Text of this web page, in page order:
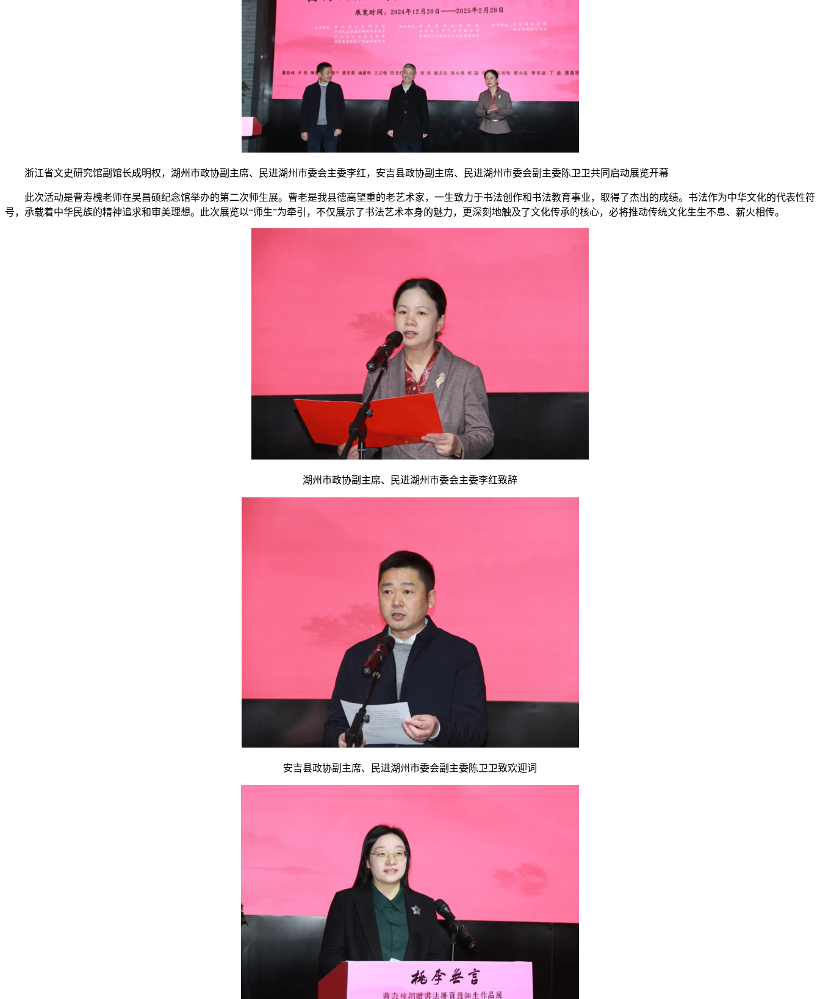
浙江省文史研究馆副馆长成明权，湖州市政协副主席、民进湖州市委会主委李红，安吉县政协副主席、民进湖州市委会副主委陈卫卫共同启动展览开幕
此次活动是曹寿槐老师在吴昌硕纪念馆举办的第二次师生展。曹老是我县德高望重的老艺术家，一生致力于书法创作和书法教育事业，取得了杰出的成绩。书法作为中华文化的代表性符
号，承载着中华民族的精神追求和审美理想。此次展览以“师生”为牵引，不仅展示了书法艺术本身的魅力，更深刻地触及了文化传承的核心，必将推动传统文化生生不息、薪火相传。
湖州市政协副主席、民进湖州市委会主委李红致辞
安吉县政协副主席、民进湖州市委会副主委陈卫卫致欢迎词